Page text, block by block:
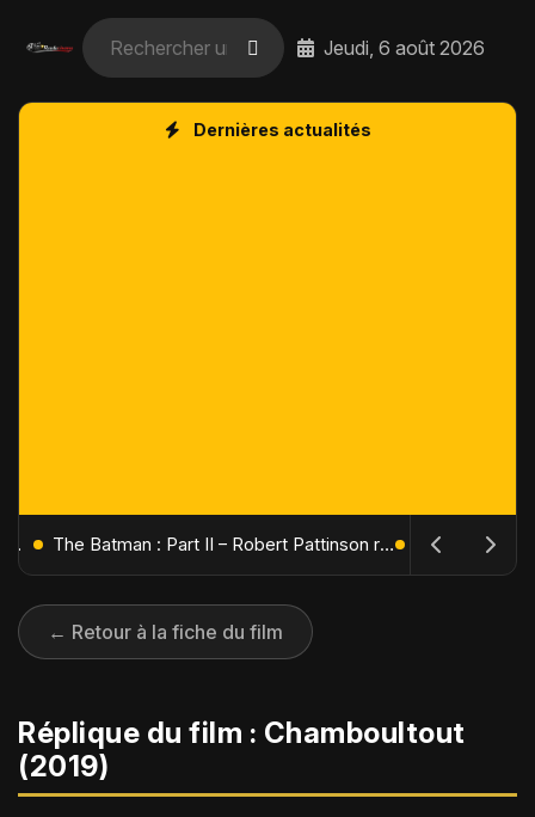
Jeudi, 6 août 2026
Dernières actualités
L'Âge de Glace : Le Réveil du Volcan – Manny, Sid et Diego de retour pour une aventure explosive The Batman : Part II – Robert Pattinson replonge dans les ténèbres de Gotham dès octobre 2027
← Retour à la fiche du film
Réplique du film : Chamboultout
(2019)